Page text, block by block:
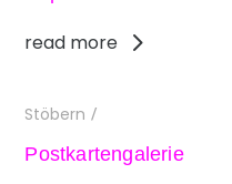
read more
Stöbern /
Postkartengalerie